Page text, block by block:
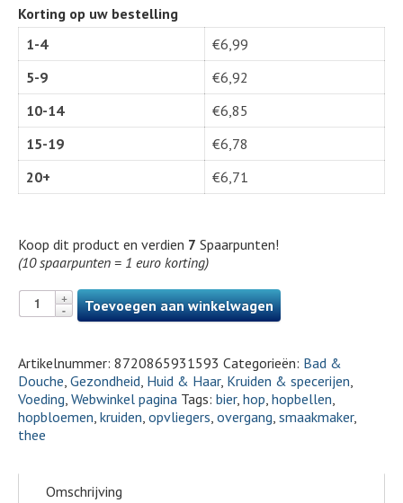
Korting op uw bestelling
1-4
€6,99
5-9
€6,92
10-14
€6,85
15-19
€6,78
20+
€6,71
Koop dit product en verdien 7 Spaarpunten!
(10 spaarpunten = 1 euro korting)
Toevoegen aan winkelwagen
Artikelnummer: 8720865931593 Categorieën: Bad &
Douche, Gezondheid, Huid & Haar, Kruiden & specerijen,
Voeding, Webwinkel pagina Tags: bier, hop, hopbellen,
hopbloemen, kruiden, opvliegers, overgang, smaakmaker,
thee
Omschrijving